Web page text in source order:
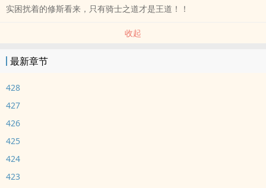
实困扰着的修斯看来，只有骑士之道才是王道！！
收起
最新章节
428
427
426
425
424
423